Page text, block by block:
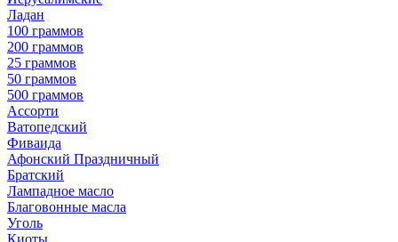
Ладан
100 граммов
200 граммов
25 граммов
50 граммов
500 граммов
Ассорти
Ватопедский
Фиваида
Афонский Праздничный
Братский
Лампадное масло
Благовонные масла
Уголь
Киоты